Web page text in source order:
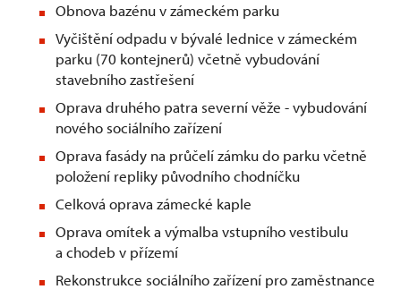
Obnova bazénu v zámeckém parku
Vyčištění odpadu v bývalé lednice v zámeckém
parku (70 kontejnerů) včetně vybudování
stavebního zastřešení
Oprava druhého patra severní věže - vybudování
nového sociálního zařízení
Oprava fasády na průčelí zámku do parku včetně
položení repliky původního chodníčku
Celková oprava zámecké kaple
Oprava omítek a výmalba vstupního vestibulu
a chodeb v přízemí
Rekonstrukce sociálního zařízení pro zaměstnance